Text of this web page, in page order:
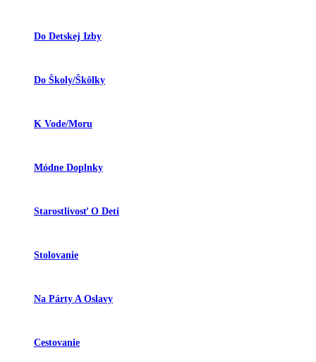
Do Detskej Izby
Do Školy/škôlky
K Vode/moru
Módne Doplnky
Starostlivosť O Deti
Stolovanie
Na Párty A Oslavy
Cestovanie